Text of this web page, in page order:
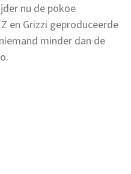
nu de pokoe
en Grizzi geproduceerde
minder dan de